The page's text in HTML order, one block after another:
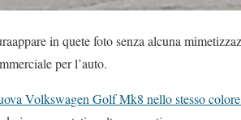
in quete foto senza alcuna
per l’auto.
Volkswagen Golf Mk8 nello stesso